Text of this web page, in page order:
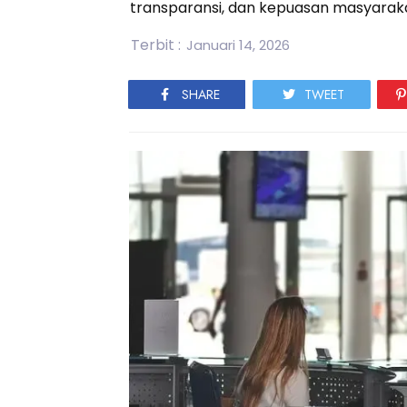
transparansi, dan kepuasan
Terbit : Januari 14, 2026
SHARE TWEET